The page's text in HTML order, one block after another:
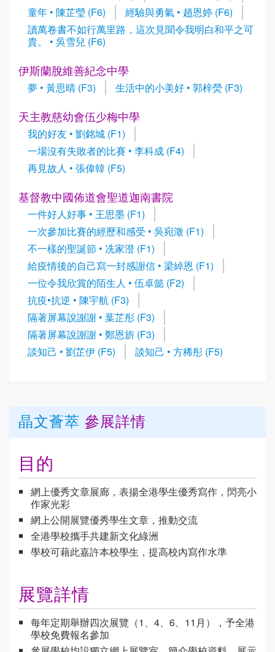
童年 • 陳芷瑩 (F6)
經驗與勇氣 • 趙恩婷 (F6)
讀萬卷書不如行萬里路，這次見聞令我明白和平之可
貴。 • 吳雪兒 (F6)
伊斯蘭脫維善紀念中學
夢 • 黃思晴 (F3) 生活中的小美好 • 郭梓熒 (F3)
天主教慈幼會伍少梅中學
我的好友 • 劉銘城 (F1)
一場沒有失敗者的比賽 • 李科成 (F4)
再見故人 • 張偉韓 (F5)
基督教中國佈道會聖道迦南書院
一件好人好事 • 王思墨 (F1)
一次參加比賽的經歷和感受 • 吳宛澂 (F1)
不一樣的聖誕節 • 冼家澄 (F1)
給疫情後的自己寫一封感謝信 • 梁綽恩 (F1)
一位令我欣賞的陌生人 • 伍卓懿 (F2)
抗疫•抗逆 • 陳宇航 (F3)
隔著屏幕說謝謝 • 葉芷彤 (F3)
隔著屏幕說謝謝 • 鄭恩旂 (F3)
談知己 • 劉芷伊 (F5)
談知己 • 方稀彤 (F5)
晶文薈萃 參展詳情
目的
網上優秀文章展廊，表揚全港學生優秀寫作，閃亮小
作家光彩
網上公開展覽優秀學生文章，推動交流
全港學校攜手共建新文化綠洲
學校可藉此嘉許本校學生，提高校內寫作水準
展覽詳情
每年定期舉辦四次展覽（1、4、6、11月），予全港
學校免費報名參加